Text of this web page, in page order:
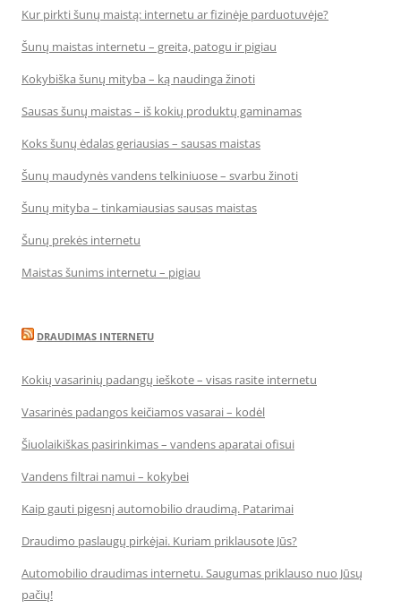
Kur pirkti šunų maistą: internetu ar fizinėje parduotuvėje?
Šunų maistas internetu – greita, patogu ir pigiau
Kokybiška šunų mityba – ką naudinga žinoti
Sausas šunų maistas – iš kokių produktų gaminamas
Koks šunų ėdalas geriausias – sausas maistas
Šunų maudynės vandens telkiniuose – svarbu žinoti
Šunų mityba – tinkamiausias sausas maistas
Šunų prekės internetu
Maistas šunims internetu – pigiau
DRAUDIMAS INTERNETU
Kokių vasarinių padangų ieškote – visas rasite internetu
Vasarinės padangos keičiamos vasarai – kodėl
Šiuolaikiškas pasirinkimas – vandens aparatai ofisui
Vandens filtrai namui – kokybei
Kaip gauti pigesnį automobilio draudimą. Patarimai
Draudimo paslaugų pirkėjai. Kuriam priklausote Jūs?
Automobilio draudimas internetu. Saugumas priklauso nuo Jūsų
pačių!